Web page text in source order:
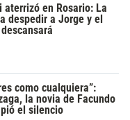
aterrizó en Rosario: La
despedir a Jorge y el
como cualquiera”:
la novia de Facundo
el silencio